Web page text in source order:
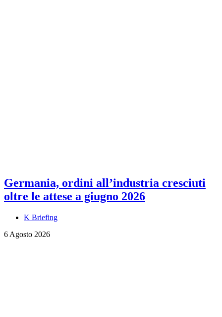
Germania, ordini all’industria cresciuti
oltre le attese a giugno 2026
K Briefing
6 Agosto 2026